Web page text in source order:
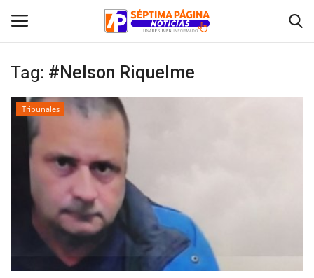
Inicio
Crónica
Policial
Tribunales
Deporte
Política
Tag: #Nelson Riquelme
Tribunales